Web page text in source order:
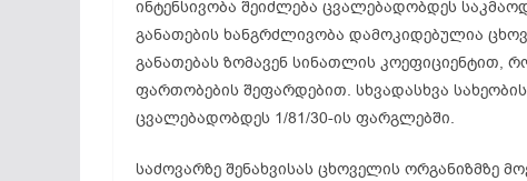
ინტენსივობა შეიძლება ცვალებადობდეს
განათების ხანგრძლივობა დამოკიდებულია
განათებას ზომავენ სინათლის კოეფიციენტით,
ფართობების შეფარდებით. სხვადასხვა
ცვალებადობდეს 1/81/30-ის ფარგლებში.
საძოვარზე შენახვისას ცხოველის ორგანიზმზე